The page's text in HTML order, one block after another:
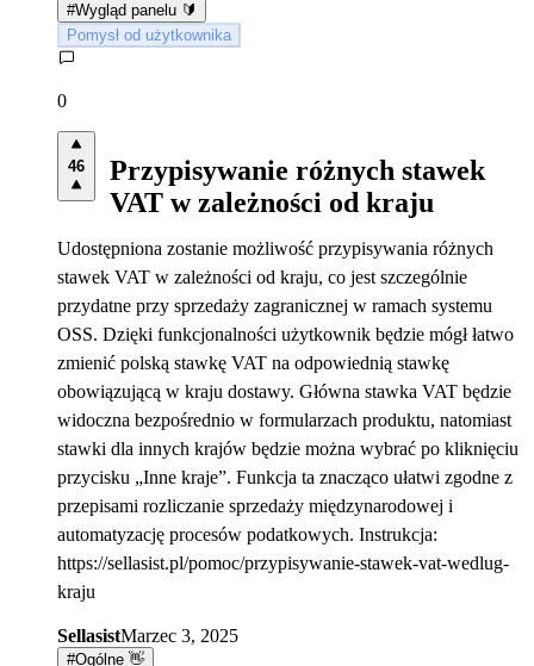
#Wygląd panelu 🔰
Pomysł od użytkownika
0
46
Przypisywanie różnych stawek
VAT w zależności od kraju
Udostępniona zostanie możliwość przypisywania różnych
stawek VAT w zależności od kraju, co jest szczególnie
przydatne przy sprzedaży zagranicznej w ramach systemu
OSS. Dzięki funkcjonalności użytkownik będzie mógł łatwo
zmienić polską stawkę VAT na odpowiednią stawkę
obowiązującą w kraju dostawy. Główna stawka VAT będzie
widoczna bezpośrednio w formularzach produktu, natomiast
stawki dla innych krajów będzie można wybrać po kliknięciu
przycisku „Inne kraje”. Funkcja ta znacząco ułatwi zgodne z
przepisami rozliczanie sprzedaży międzynarodowej i
automatyzację procesów podatkowych. Instrukcja:
https://sellasist.pl/pomoc/przypisywanie-stawek-vat-wedlug-
kraju
SellasistMarzec 3, 2025
#Ogólne 👋